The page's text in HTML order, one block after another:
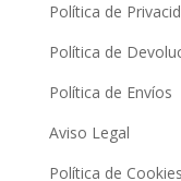
Política de
Política de
Política de Envíos
Aviso Legal
Política de Cookies